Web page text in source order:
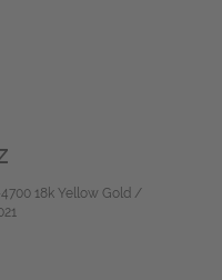
18k Yellow Gold /